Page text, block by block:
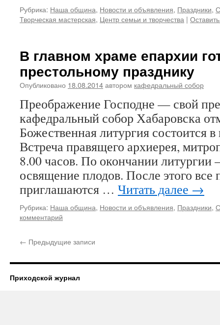
Рубрика: Наша община, Новости и объявления, Праздники,
Творческая мастерская, Центр семьи и творчества |
В главном храме епархии
престольному празднику
Опубликовано 18.08.2014автором кафедральный собор
Преображение Господне — свой
кафедральный собор Хабаровска
Божественная литургия состоится
Встреча правящего архиерея,
8.00 часов. По окончании
освящение плодов. После этого все
приглашаются … Читать далее →
Рубрика: Наша община, Новости и объявления, Праздники,
комментарий
← Предыдущие записи
Приходской журнал